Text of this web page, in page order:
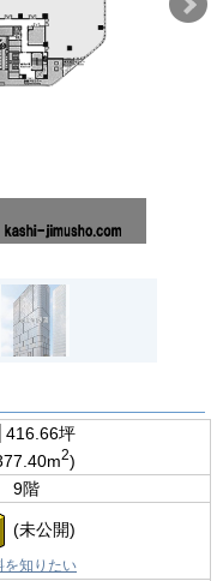
416.66坪
2)
9階
(未公開)
を知りたい